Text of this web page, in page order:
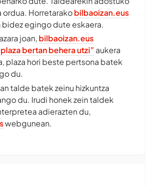
ordua. Horretarakobilbaoizan.eus
egingo dute eskaera.
joan, bilbaoizan.eus
bertan behera utzi” aukera
plaza hori beste pertsona batek
du.
talde batek zeinu hizkuntza
du. Irudi honek zein taldek
adierazten du,
webgunean.